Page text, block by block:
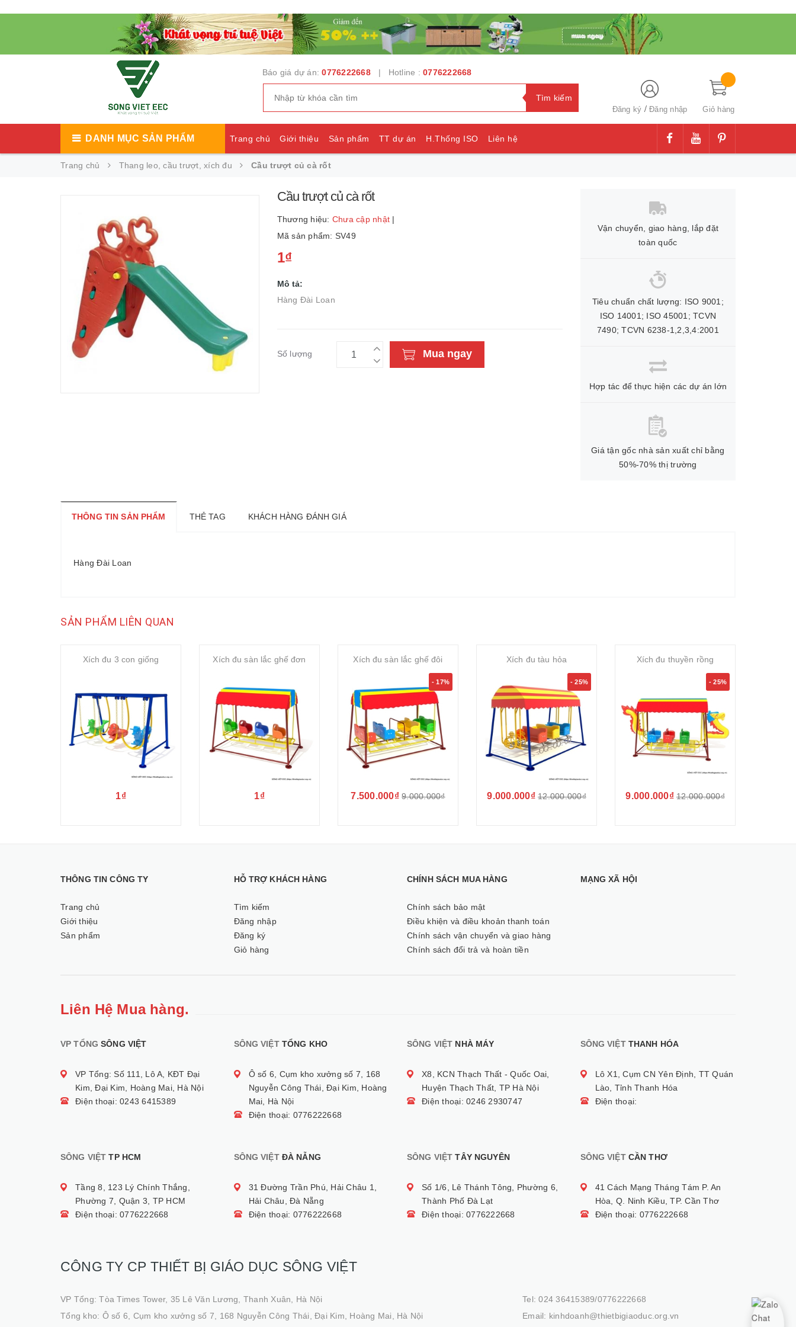
Báo giá dự án:0776222668| Hotline : 0776222668
Tìm kiếm
Đăng ký /Đăng nhập Giỏ hàng
DANH MỤC SẢN PHẨM Trang chủ Giới thiệu Sản phẩm TT dự án H.Thống ISO Liên hệ
Cataloge
Trang chủ Thang leo, cầu trượt, xích đu Cầu trượt củ cà rốt
Cầu trượt củ cà rốt
Thương hiệu: Chưa cập nhật |
Mã sản phẩm: SV49
1₫
Mô tả:
Hàng Đài Loan
Số lượng Mua ngay
Vận chuyển, giao hàng, lắp đặt
toàn quốc
Tiêu chuẩn chất lượng: ISO 9001;
ISO 14001; ISO 45001; TCVN
7490; TCVN 6238-1,2,3,4:2001
Hợp tác để thực hiện các dự án lớn
Giá tận gốc nhà sản xuất chỉ bằng
50%-70% thị trường
THÔNG TIN SẢN PHẨM THẺ TAG KHÁCH HÀNG ĐÁNH GIÁ
Hàng Đài Loan
SẢN PHẨM LIÊN QUAN
Xích đu 3 con giống
1₫
Xích đu sàn lắc ghế đơn
1₫
Xích đu sàn lắc ghế đôi
- 17%
7.500.000₫ 9.000.000₫
Xích đu tàu hỏa
- 25%
9.000.000₫ 12.000.000₫
Xích đu thuyền rồng
- 25%
9.000.000₫ 12.000.000₫
THÔNG TIN CÔNG TY
Trang chủ
Giới thiệu
Sản phẩm
HỖ TRỢ KHÁCH HÀNG
Tìm kiếm
Đăng nhập
Đăng ký
Giỏ hàng
CHÍNH SÁCH MUA HÀNG
Chính sách bảo mật
Điều khiện và điều khoản thanh toán
Chính sách vận chuyển và giao hàng
Chính sách đổi trả và hoàn tiền
MẠNG XÃ HỘI
Liên Hệ Mua hàng.
VP TỔNGSÔNG VIỆT
VP Tổng: Số 111, Lô A, KĐT Đại
Kim, Đại Kim, Hoàng Mai, Hà Nội
Điện thoại: 0243 6415389
SÔNG VIỆTTỔNG KHO
Ô số 6, Cụm kho xưởng số 7, 168
Nguyễn Công Thái, Đại Kim, Hoàng
Mai, Hà Nội
Điện thoại: 0776222668
SÔNG VIỆT NHÀ MÁY
X8, KCN Thạch Thất - Quốc Oai,
Huyện Thạch Thất, TP Hà Nội
Điện thoại: 0246 2930747
SÔNG VIỆTTHANH HÓA
Lô X1, Cụm CN Yên Định, TT Quán
Lào, Tỉnh Thanh Hóa
Điện thoại:
SÔNG VIỆT TP HCM
Tầng 8, 123 Lý Chính Thắng,
Phường 7, Quận 3, TP HCM
Điện thoại: 0776222668
SÔNG VIỆTĐÀ NẴNG
31 Đường Trần Phú, Hải Châu 1,
Hải Châu, Đà Nẵng
Điện thoại: 0776222668
SÔNG VIỆT TÂY NGUYÊN
Số 1/6, Lê Thánh Tông, Phường 6,
Thành Phố Đà Lạt
Điện thoại: 0776222668
SÔNG VIỆTCẦN THƠ
41 Cách Mạng Tháng Tám P. An
Hòa, Q. Ninh Kiều, TP. Cần Thơ
Điện thoại: 0776222668
CÔNG TY CP THIẾT BỊ GIÁO DỤC SÔNG VIỆT
VP Tổng: Tòa Times Tower, 35 Lê Văn Lương, Thanh Xuân, Hà Nội
Tổng kho: Ô số 6, Cụm kho xưởng số 7, 168 Nguyễn Công Thái, Đại Kim, Hoàng Mai, Hà Nội
Tel: 024 36415389/0776222668
Email: kinhdoanh@thietbigiaoduc.org.vn